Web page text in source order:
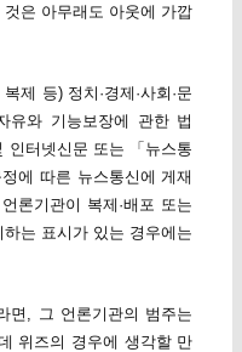
은 아무래도 아웃에 가깝
제 등) 정치·경제·사회·문
유와 기능보장에 관한 법
인터넷신문 또는 「뉴스통
에 따른 뉴스통신에 게재
론기관이 복제·배포 또는
는 표시가 있는 경우에는
면, 그 언론기관의 범주는
위즈의 경우에 생각할 만